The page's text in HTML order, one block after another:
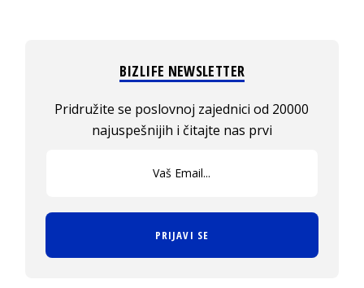
BIZLIFE NEWSLETTER
Pridružite se poslovnoj zajednici od 20000
najuspešnijih i čitajte nas prvi
PRIJAVI SE